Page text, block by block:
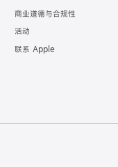
商业道德与合规性
活动
联系 Apple